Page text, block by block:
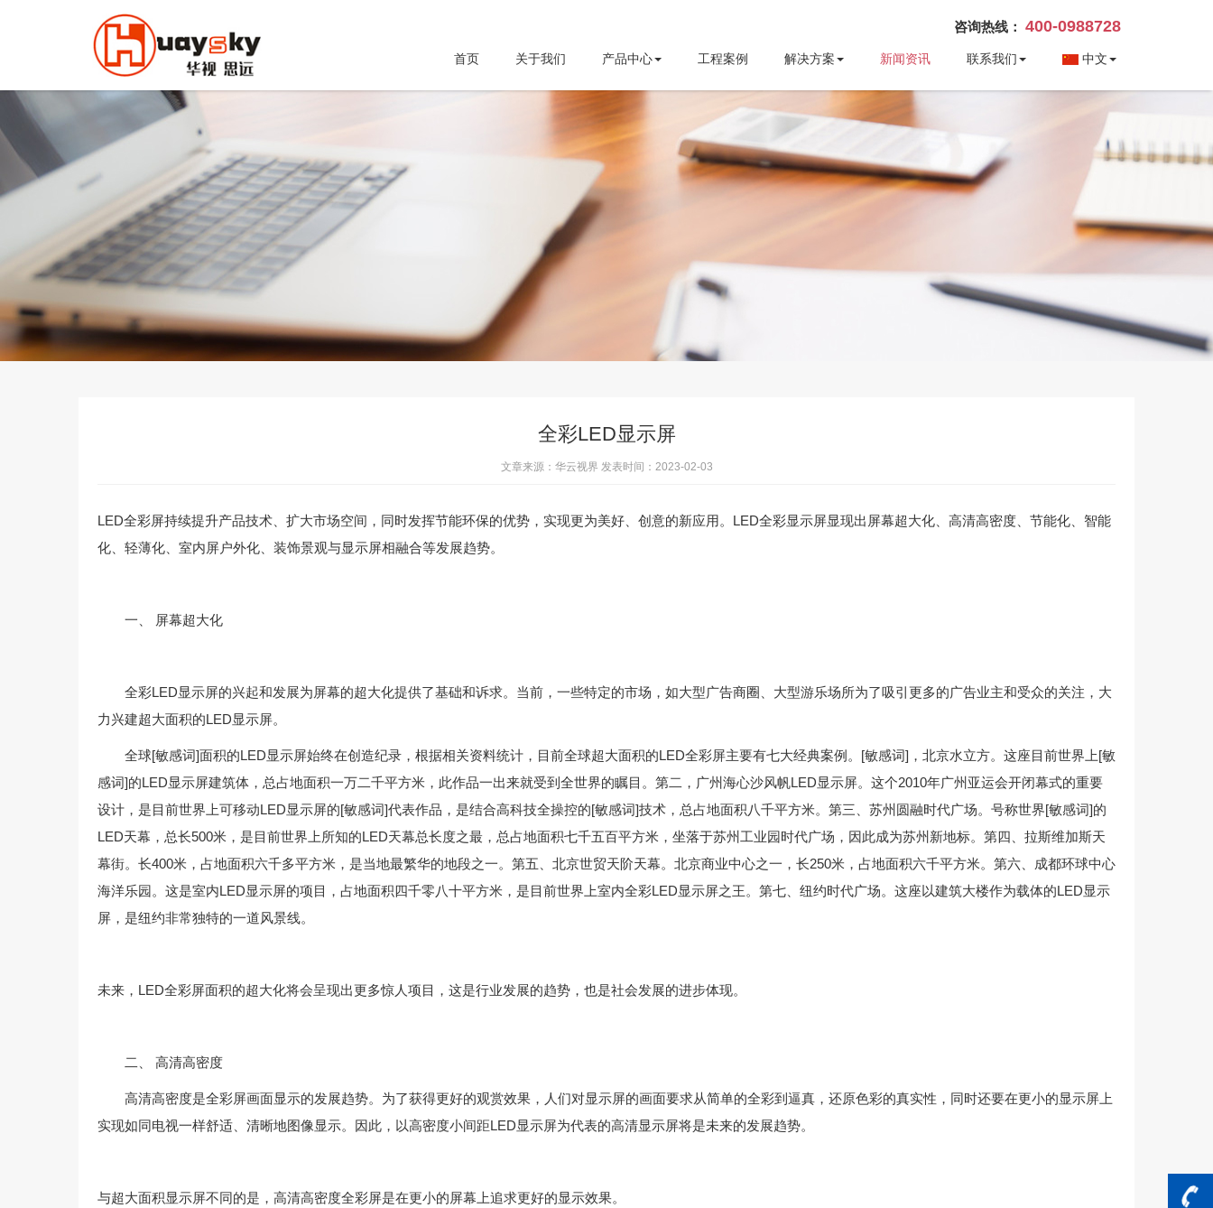
咨询热线： 400-0988728
首页 关于我们 产品中心 工程案例 解决方案 新闻资讯 联系我们 中文
全彩LED显示屏
文章来源：华云视界 发表时间：2023-02-03
LED全彩屏持续提升产品技术、扩大市场空间，同时发挥节能环保的优势，实现更为美好、创意的新应用。LED全彩显示屏显现出屏幕超大化、高清高密度、节能化、智能
化、轻薄化、室内屏户外化、装饰景观与显示屏相融合等发展趋势。
一、 屏幕超大化
全彩LED显示屏的兴起和发展为屏幕的超大化提供了基础和诉求。当前，一些特定的市场，如大型广告商圈、大型游乐场所为了吸引更多的广告业主和受众的关注，大
力兴建超大面积的LED显示屏。
全球[敏感词]面积的LED显示屏始终在创造纪录，根据相关资料统计，目前全球超大面积的LED全彩屏主要有七大经典案例。[敏感词]，北京水立方。这座目前世界上[敏
感词]的LED显示屏建筑体，总占地面积一万二千平方米，此作品一出来就受到全世界的瞩目。第二，广州海心沙风帆LED显示屏。这个2010年广州亚运会开闭幕式的重要
设计，是目前世界上可移动LED显示屏的[敏感词]代表作品，是结合高科技全操控的[敏感词]技术，总占地面积八千平方米。第三、苏州圆融时代广场。号称世界[敏感词]的
LED天幕，总长500米，是目前世界上所知的LED天幕总长度之最，总占地面积七千五百平方米，坐落于苏州工业园时代广场，因此成为苏州新地标。第四、拉斯维加斯天
幕街。长400米，占地面积六千多平方米，是当地最繁华的地段之一。第五、北京世贸天阶天幕。北京商业中心之一，长250米，占地面积六千平方米。第六、成都环球中心
海洋乐园。这是室内LED显示屏的项目，占地面积四千零八十平方米，是目前世界上室内全彩LED显示屏之王。第七、纽约时代广场。这座以建筑大楼作为载体的LED显示
屏，是纽约非常独特的一道风景线。
未来，LED全彩屏面积的超大化将会呈现出更多惊人项目，这是行业发展的趋势，也是社会发展的进步体现。
二、 高清高密度
高清高密度是全彩屏画面显示的发展趋势。为了获得更好的观赏效果，人们对显示屏的画面要求从简单的全彩到逼真，还原色彩的真实性，同时还要在更小的显示屏上
实现如同电视一样舒适、清晰地图像显示。因此，以高密度小间距LED显示屏为代表的高清显示屏将是未来的发展趋势。
与超大面积显示屏不同的是，高清高密度全彩屏是在更小的屏幕上追求更好的显示效果。